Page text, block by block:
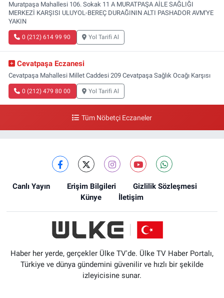
Muratpaşa Mahallesi 106. Sokak 11 A MURATPAŞA AİLE SAĞLIĞI
MERKEZİ KARŞISI ULUYOL-BEREÇ DURAĞININ ALTI PASHADOR AVM'YE
YAKIN
0 (212) 614 99 90 Yol Tarifi Al
Cevatpaşa Eczanesi
Cevatpaşa Mahallesi Millet Caddesi 209 Cevatpaşa Sağlık Ocağı Karşısı
0 (212) 479 80 00 Yol Tarifi Al
Tüm Nöbetçi Eczaneler
Canlı Yayın Erişim Bilgileri
Gizlilik Sözleşmesi
Künye
İletişim
Haber her yerde, gerçekler Ülke TV'de. Ülke TV Haber Portalı,
Türkiye ve dünya gündemini güvenilir ve hızlı bir şekilde
izleyicisine sunar.